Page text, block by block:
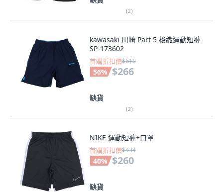
(2)
kawasaki 川崎 Part 5 梭織運動短褲
SP-173602
首購折扣價$610
56% $266
缺貨
(2)
NIKE 運動短褲+口罩
首購折扣價$434
40% $260
缺貨